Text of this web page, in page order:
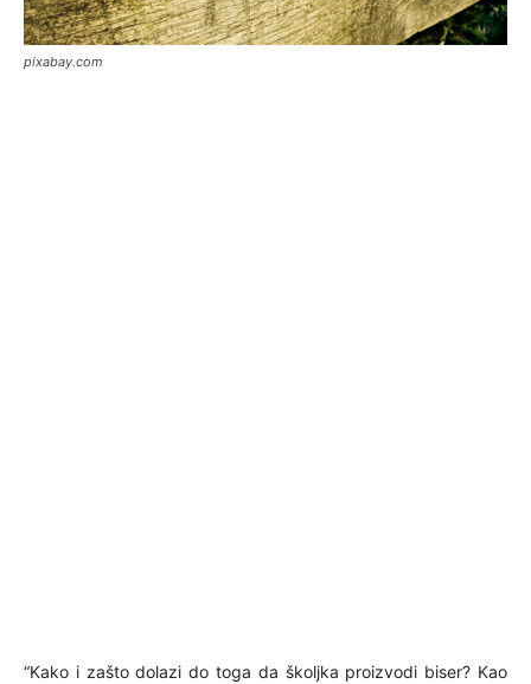
pixabay.com
“Kako i zašto dolazi do toga da školjka proizvodi biser? Kao